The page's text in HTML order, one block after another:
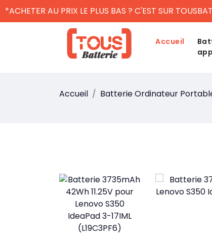
*ACHETER AU PRIX LE PLUS BAS ? C'EST SUR
Accueil
Accueil Batterie Ordinateur